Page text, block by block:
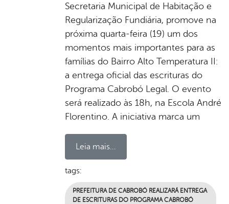
Secretaria Municipal de Habitação e
Regularização Fundiária, promove na
próxima quarta-feira (19) um dos
momentos mais importantes para as
famílias do Bairro Alto Temperatura II:
a entrega oficial das escrituras do
Programa Cabrobó Legal. O evento
será realizado às 18h, na Escola André
Florentino. A iniciativa marca um
Leia mais...
tags:
PREFEITURA DE CABROBÓ REALIZARÁ ENTREGA
DE ESCRITURAS DO PROGRAMA CABROBÓ